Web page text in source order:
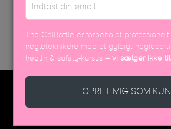
DISCOVER
The GelBottle er forbeholdt
negleteknikere med et gyldigt
health & safety-kursus –vi sælger ikke
OPRET MIG SOM